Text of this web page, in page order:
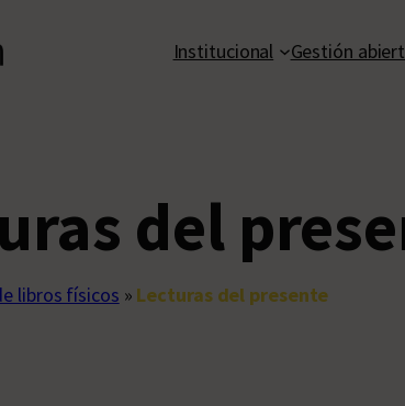
Institucional Gestión
del
libros físicos » Lecturas del presente